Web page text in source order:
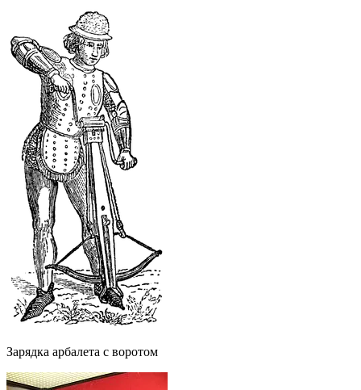
Зарядка арбалета с воротом